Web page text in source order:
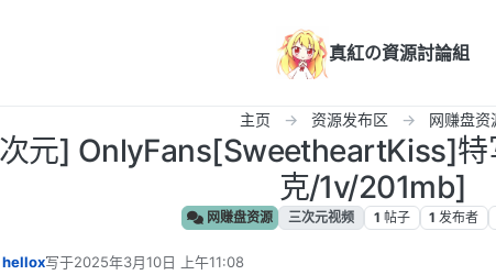
真紅の資源討論組
主页 资源发布区 网赚盘资
元] OnlyFans[SweetheartKiss]特
克/1v/201mb]
网赚盘资源 三次元视频 1 帖子 1 发布者
hellox写于2025年3月10日 上午11:08